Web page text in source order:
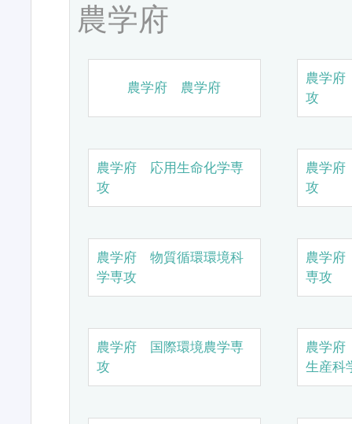
農学府
農学府 農学府
農学
攻
農学府 応用生命化学専
攻
農学
攻
農学府 物質循環環境科
学専攻
農学
専攻
農学府 国際環境農学専
攻
農学
生産科